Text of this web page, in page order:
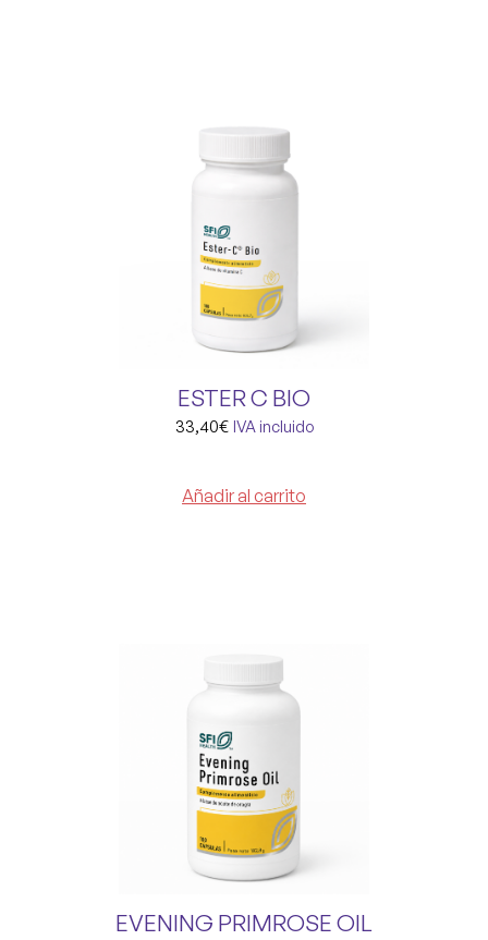
ESTER C BIO
33,40€ IVA incluido
Añadir al carrito
EVENING PRIMROSE OIL